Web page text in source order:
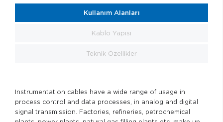
Kullanım Alanları
Kablo Yapısı
Teknik Özellikler
Instrumentation cables have a wide range of usage in
process control and data processes, in analog and digital
signal transmission. Factories, refineries, petrochemical